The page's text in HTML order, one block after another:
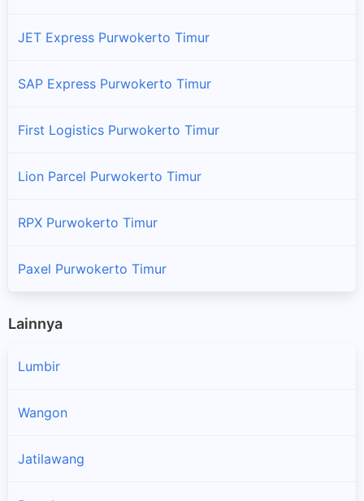
JET Express Purwokerto Timur
SAP Express Purwokerto Timur
First Logistics Purwokerto Timur
Lion Parcel Purwokerto Timur
RPX Purwokerto Timur
Paxel Purwokerto Timur
Lainnya
Lumbir
Wangon
Jatilawang